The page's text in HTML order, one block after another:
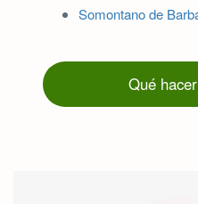
Somontano de
Qué